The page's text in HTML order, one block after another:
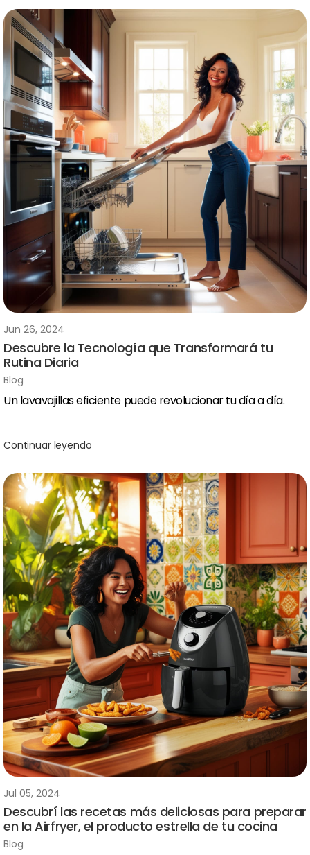
Jun 26, 2024
Descubre la Tecnología que Transformará tu
Rutina Diaria
Blog
Un lavavajillas eficiente puede revolucionar tu día a día.
Continuar leyendo
Jul 05, 2024
Descubrí las recetas más deliciosas para preparar
en la Airfryer, el producto estrella de tu cocina
Blog